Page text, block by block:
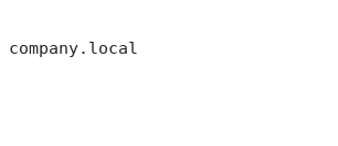
company.local